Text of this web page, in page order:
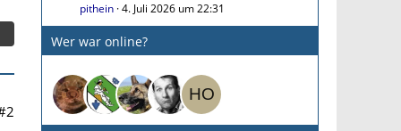
pithein 4. Juli 2026 um 22:31
Wer war online?